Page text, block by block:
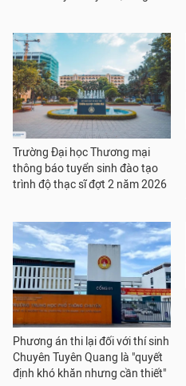
Trường Đại học Thương mại
thông báo tuyển sinh đào tạo
trình độ thạc sĩ đợt 2 năm 2026
Phương án thi lại đối với thí sinh
Chuyên Tuyên Quang là "quyết
định khó khăn nhưng cần thiết"